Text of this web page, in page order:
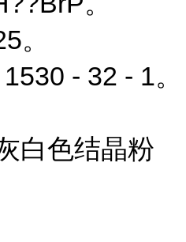
。
1530 - 32 - 1。
白色结晶粉